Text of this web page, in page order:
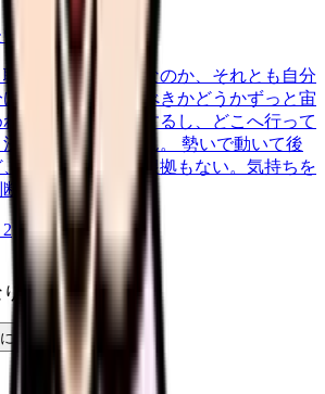
2026/6/26
場の環境のせいなのか、それとも自分
られず、転職すべきかどうかずっと宙
ば楽になる気もするし、どこへ行って
め手がありません。 勢いで動いて後
このまま留まる根拠もない。気持ちを
材料の集…
2
ましたか？
なった